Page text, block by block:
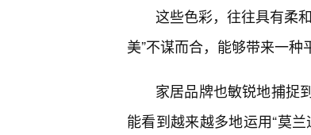
这些色彩，往往具有柔
美”不谋而合，能够带来一种
家居品牌也敏锐地捕捉
能看到越来越多地运用“莫